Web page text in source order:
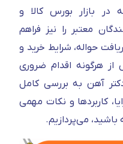
در بازار بورس کالا و
معتبر را نیز فراهم
حواله، شرایط خرید و
هرگونه اقدام ضروری
آهن به بررسی کامل
کاربردها و نکات مهمی
باشید، می‌پردازیم.